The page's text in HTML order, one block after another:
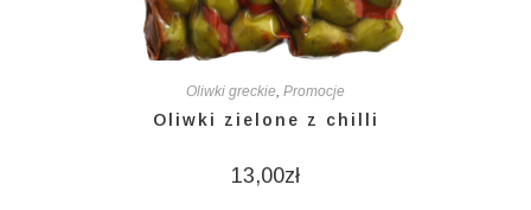
Oliwki greckie, Promocje
Oliwki zielone z chilli
13,00zł